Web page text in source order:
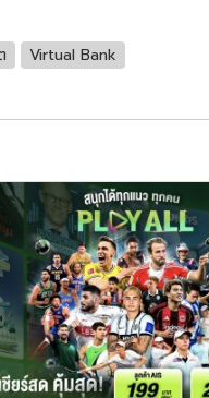
Virtual Bank